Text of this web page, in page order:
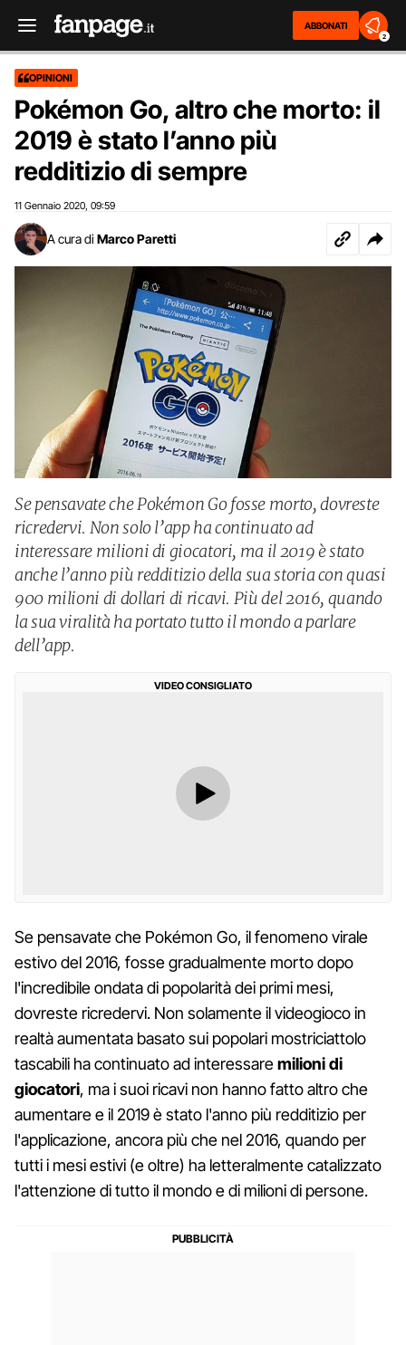
ABBONATI
2
OPINIONI
Pokémon Go, altro che morto: il
2019 è stato l’anno più
redditizio di sempre
11 Gennaio 2020 09:59
A cura di Marco Paretti
Se pensavate che Pokémon Go fosse morto, dovreste
ricredervi. Non solo l’app ha continuato ad
interessare milioni di giocatori, ma il 2019 è stato
anche l’anno più redditizio della sua storia con quasi
900 milioni di dollari di ricavi. Più del 2016, quando
la sua viralità ha portato tutto il mondo a parlare
dell’app.
VIDEO CONSIGLIATO
Se pensavate che Pokémon Go, il fenomeno virale
estivo del 2016, fosse gradualmente morto dopo
l'incredibile ondata di popolarità dei primi mesi,
dovreste ricredervi. Non solamente il videogioco in
realtà aumentata basato sui popolari mostriciattolo
tascabili ha continuato ad interessaremilioni di
giocatori, ma i suoi ricavi non hanno fatto altro che
aumentare e il 2019 è stato l'anno più redditizio per
l'applicazione, ancora più che nel 2016, quando per
tutti i mesi estivi (e oltre) ha letteralmente catalizzato
l'attenzione di tutto il mondo e di milioni di persone.